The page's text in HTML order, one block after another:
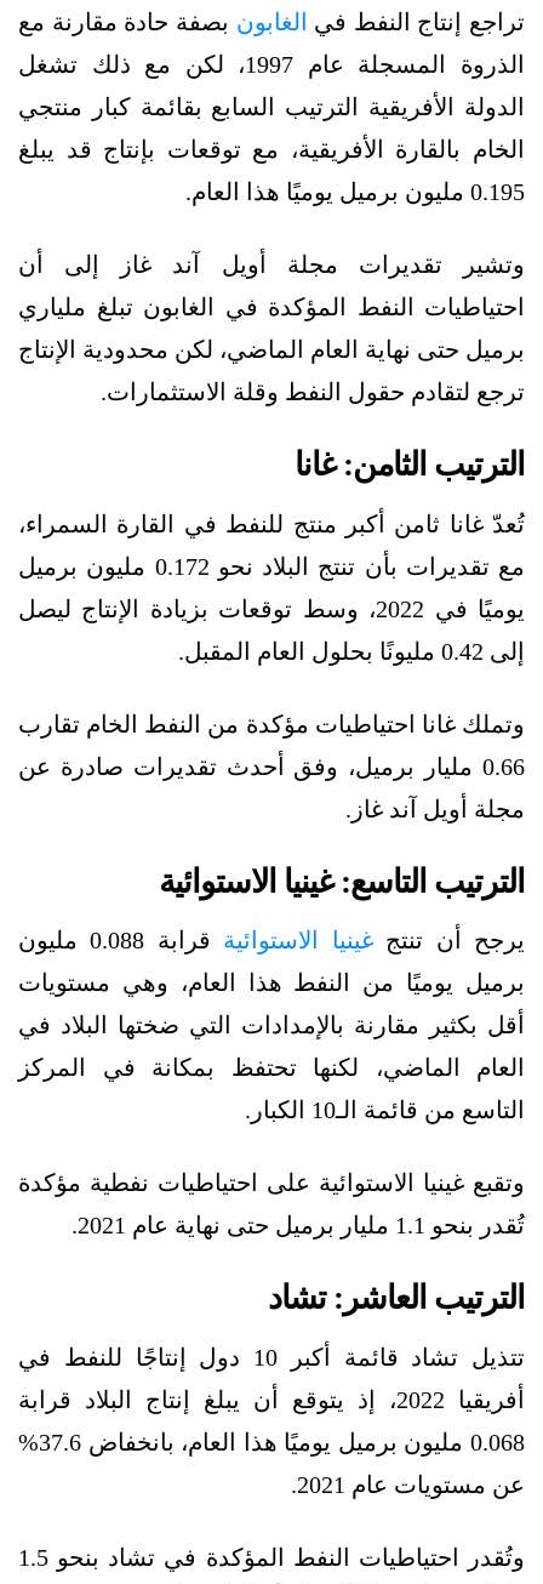
تراجع إنتاج النفط في الغابون بصفة حادة مقارنة مع
الذروة المسجلة عام 1997، لكن مع ذلك تشغل
الدولة الأفريقية الترتيب السابع بقائمة كبار منتجي
الخام بالقارة الأفريقية، مع توقعات بإنتاج قد يبلغ
0.195 مليون برميل يوميًا هذا العام.
وتشير تقديرات مجلة أويل آند غاز إلى أن
احتياطيات النفط المؤكدة في الغابون تبلغ ملياري
برميل حتى نهاية العام الماضي، لكن محدودية الإنتاج
ترجع لتقادم حقول النفط وقلة الاستثمارات.
الترتيب الثامن: غانا
تُعدّ غانا ثامن أكبر منتج للنفط في القارة السمراء،
مع تقديرات بأن تنتج البلاد نحو 0.172 مليون برميل
يوميًا في 2022، وسط توقعات بزيادة الإنتاج ليصل
إلى 0.42 مليونًا بحلول العام المقبل.
وتملك غانا احتياطيات مؤكدة من النفط الخام تقارب
0.66 مليار برميل، وفق أحدث تقديرات صادرة عن
مجلة أويل آند غاز.
الترتيب التاسع: غينيا الاستوائية
يرجح أن تنتجغينيا الاستوائية
قرابة 0.088 مليون
برميل يوميًا من النفط هذا العام، وهي مستويات
أقل بكثير مقارنة بالإمدادات التي ضختها البلاد في
العام الماضي، لكنها تحتفظ بمكانة في المركز
التاسع من قائمة الـ10 الكبار.
وتقبع غينيا الاستوائية على احتياطيات نفطية مؤكدة
تُقدر بنحو 1.1 مليار برميل حتى نهاية عام 2021.
الترتيب العاشر: تشاد
تتذيل تشاد قائمة أكبر 10 دول إنتاجًا للنفط في
أفريقيا 2022، إذ يتوقع أن يبلغ إنتاج البلاد قرابة
0.068 مليون برميل يوميًا هذا العام، بانخفاض 37.6%
عن مستويات عام 2021.
وتُقدر احتياطيات النفط المؤكدة في تشاد بنحو 1.5